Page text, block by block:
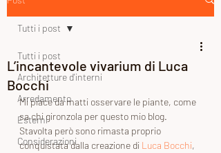
Tutti i post
Architetture d'interni
Arredamento
Esterni
Considerazioni
Tutti i post
L’incantevole vivarium di Luca
Bocchi
Mi piace da matti osservare le piante, come
sa chi gironzola per questo mio blog.
Stavolta però sono rimasta proprio
conquistata dalla creazione di Luca Bocchi,